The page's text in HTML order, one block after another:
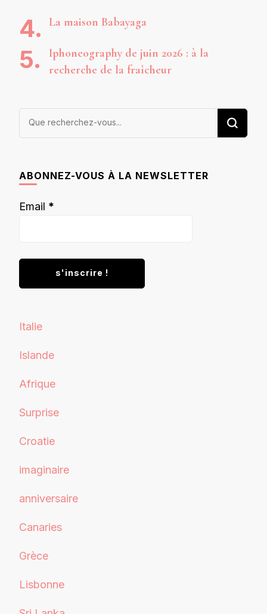
La maison Babayaga
Iphoneography de juin 2026 : à la
recherche de la fraîcheur
Vous
ABONNEZ-VOUS À LA NEWSLETTER
Email *
Italie
Islande
Afrique
Surprise
Croatie
imaginaire
anniversaire
Canaries
Grèce
Lisbonne